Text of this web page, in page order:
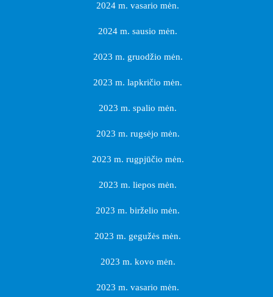
2024 m. vasario mėn.
2024 m. sausio mėn.
2023 m. gruodžio mėn.
2023 m. lapkričio mėn.
2023 m. spalio mėn.
2023 m. rugsėjo mėn.
2023 m. rugpjūčio mėn.
2023 m. liepos mėn.
2023 m. birželio mėn.
2023 m. gegužės mėn.
2023 m. kovo mėn.
2023 m. vasario mėn.